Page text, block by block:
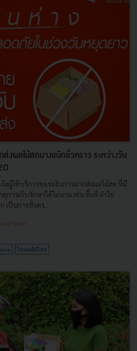
งผลไม้สดบางชนิดชั่วคราว ระหว่างวัน
ผู้ใช้บริการขอระงับการฝากส่งผลไม้สด ที่มี
การเก็บรักษาได้ไม่นาน เช่น ลิ้นจี่ ลำไย
เป็นการชั่วคร...
Team
ไปรษณีย์ไทย